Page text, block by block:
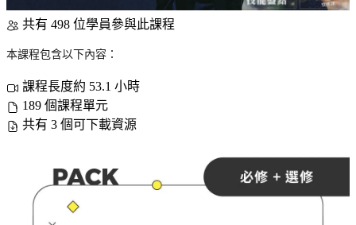
共有 498 位學員參與此課程
本課程包含以下內容：
課程長度約 53.1 小時
189 個課程單元
共有 3 個可下載資源